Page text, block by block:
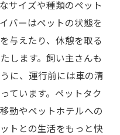
サイズや種類のペット
バーはペットの状態を
与えたり、休憩を取る
します。飼い主さんも
に、運行前には車の清
ています。ペットタク
動やペットホテルへの
トとの生活をもっと快